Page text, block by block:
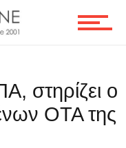
στηρίζει ο
ΟΤΑ της